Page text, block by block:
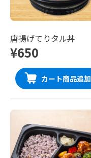
唐揚げてりタル丼
¥650
カート商品追加